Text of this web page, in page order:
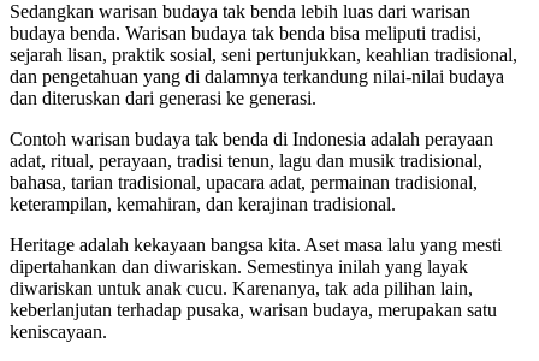
Sedangkan warisan budaya tak benda lebih luas dari warisan
budaya benda. Warisan budaya tak benda bisa meliputi tradisi,
sejarah lisan, praktik sosial, seni pertunjukkan, keahlian tradisional,
dan pengetahuan yang di dalamnya terkandung nilai-nilai budaya
dan diteruskan dari generasi ke generasi.
Contoh warisan budaya tak benda di Indonesia adalah perayaan
adat, ritual, perayaan, tradisi tenun, lagu dan musik tradisional,
bahasa, tarian tradisional, upacara adat, permainan tradisional,
keterampilan, kemahiran, dan kerajinan tradisional.
Heritage adalah kekayaan bangsa kita. Aset masa lalu yang mesti
dipertahankan dan diwariskan. Semestinya inilah yang layak
diwariskan untuk anak cucu. Karenanya, tak ada pilihan lain,
keberlanjutan terhadap pusaka, warisan budaya, merupakan satu
keniscayaan.